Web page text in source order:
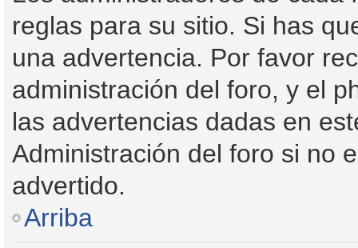
reglas para su sitio. Si has
una advertencia. Por favor
administración del foro, y el
las advertencias dadas en
Administración del foro si no
advertido.
Arriba